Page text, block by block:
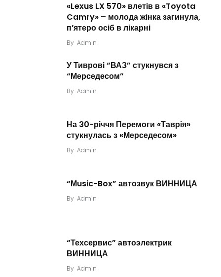
«Lexus LX 570» влетів в «Toyota
Camry» – молода жінка загинула,
п’ятеро осіб в лікарні
By Admin
У Тиврові “ВАЗ” стукнувся з
“Мерседесом”
By Admin
На 30-річчя Перемоги «Таврія»
стукнулась з «Мерседесом»
By Admin
“Мusic-Box” автозвук ВИННИЦА
By Admin
“Техсервис” автоэлектрик
ВИННИЦА
By Admin